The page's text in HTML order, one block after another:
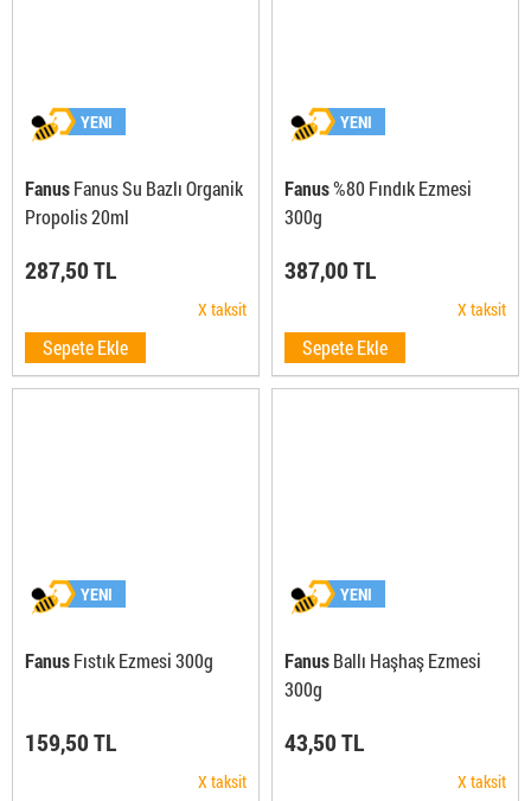
FanusFanus Su Bazlı Organik
Propolis 20ml
YENI
287,50 TL
X taksit
Sepete Ekle
Fanus%80 Fındık Ezmesi
300g
YENI
387,00 TL
X taksit
Sepete Ekle
FanusFıstık Ezmesi 300g
YENI
159,50 TL
X taksit
FanusBallı Haşhaş Ezmesi
300g
YENI
43,50 TL
X taksit